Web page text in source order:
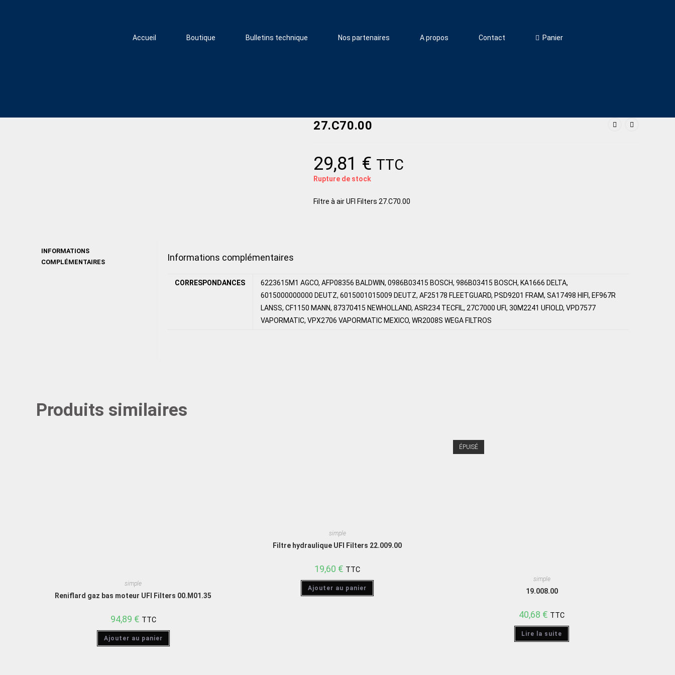
Accueil Boutique Bulletins technique Nos partenaires A propos Contact Panier
27.C70.00
29,81 € TTC
Rupture de stock
Filtre à air UFI Filters 27.C70.00
INFORMATIONS
COMPLÉMENTAIRES
Informations complémentaires
CORRESPONDANCES
6223615M1 AGCO, AFP08356 BALDWIN, 0986B03415 BOSCH, 986B03415 BOSCH, KA1666 DELTA,
6015000000000 DEUTZ, 6015001015009 DEUTZ, AF25178 FLEETGUARD, PSD9201 FRAM, SA17498 HIFI, EF967R
LANSS, CF1150 MANN, 87370415 NEWHOLLAND, ASR234 TECFIL, 27C7000 UFI, 30M2241 UFIOLD, VPD7577
VAPORMATIC, VPX2706 VAPORMATIC MEXICO, WR2008S WEGA FILTROS
Produits similaires
simple
Reniflard gaz bas moteur UFI Filters 00.M01.35
94,89 € TTC
Ajouter au panier
simple
Filtre hydraulique UFI Filters 22.009.00
19,60 € TTC
Ajouter au panier
ÉPUISÉ
simple
19.008.00
40,68 € TTC
Lire la suite